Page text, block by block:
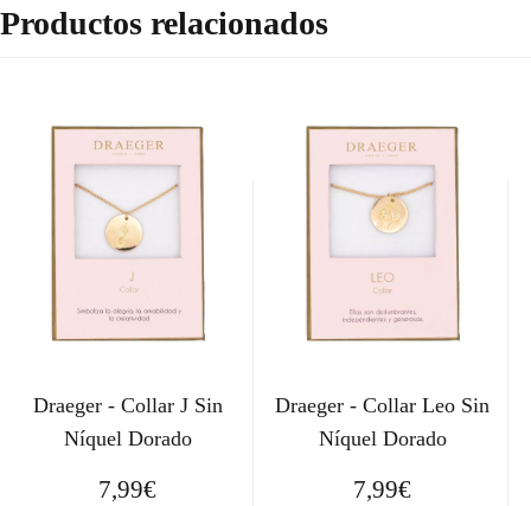
Productos relacionados
Draeger - Collar J Sin
Níquel Dorado
7,99€
Draeger - Collar Leo Sin
Níquel Dorado
7,99€